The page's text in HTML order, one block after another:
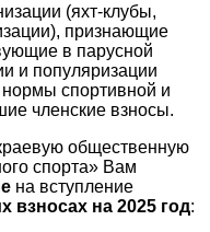
(яхт-клубы,
признающие
в парусной
и популяризации
спортивной и
членские взносы.
общественную
спорта» Вам
на вступление
взносах на 2025 год: